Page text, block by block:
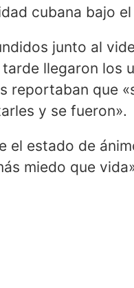
cubana bajo
junto al
llegaron los
reportaban que
y se fueron».
el estado de
miedo que